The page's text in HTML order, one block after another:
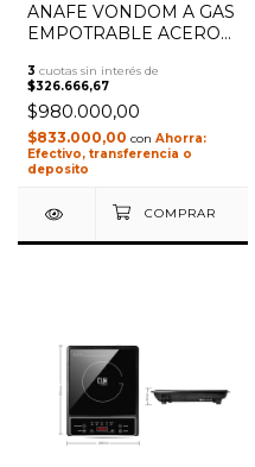
1/3
ANAFE VONDOM A GAS
EMPOTRABLE ACERO
VAG90A5/ME
3 cuotas sin interés de
$326.666,67
$980.000,00
$833.000,00 con
Efectivo, transferencia o
deposito